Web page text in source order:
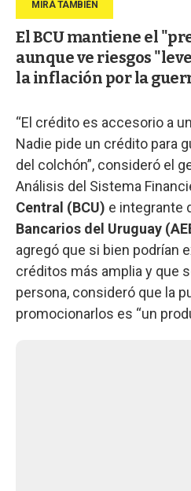
El BCU mantiene el
aunque ve riesgos
la inflación por la
“El crédito es accesorio a
Nadie pide un crédito para
del colchón”, consideró el
Análisis del Sistema
Central (BCU) e integrante
Bancarios del Uruguay
agregó que si bien podrían
créditos más amplia y que
persona, consideró que la
promocionarlos es “un